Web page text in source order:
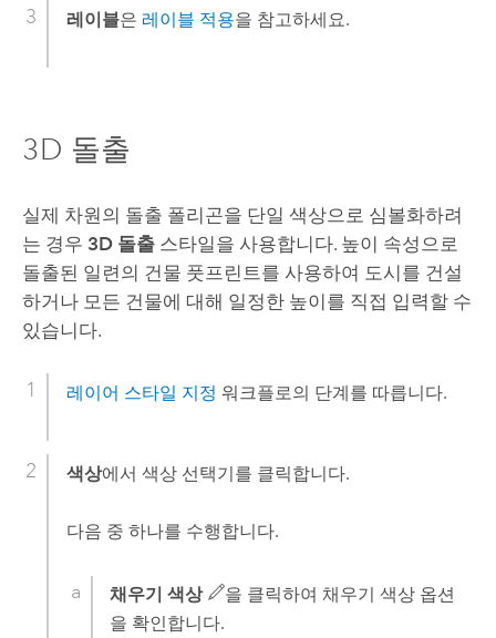
레이블은 레이블 적용을 참고하세요.
3D 돌출
실제 차원의 돌출 폴리곤을 단일 색상으로 심볼화하려
는 경우 3D 돌출스타일을 사용합니다. 높이 속성으로
돌출된 일련의 건물 풋프린트를 사용하여 도시를 건설
하거나 모든 건물에 대해 일정한 높이를 직접 입력할 수
있습니다.
레이어 스타일 지정 워크플로의 단계를 따릅니다.
색상에서 색상 선택기를 클릭합니다.
다음 중 하나를 수행합니다.
채우기 색상
을 클릭하여 채우기 색상 옵션
을 확인합니다.